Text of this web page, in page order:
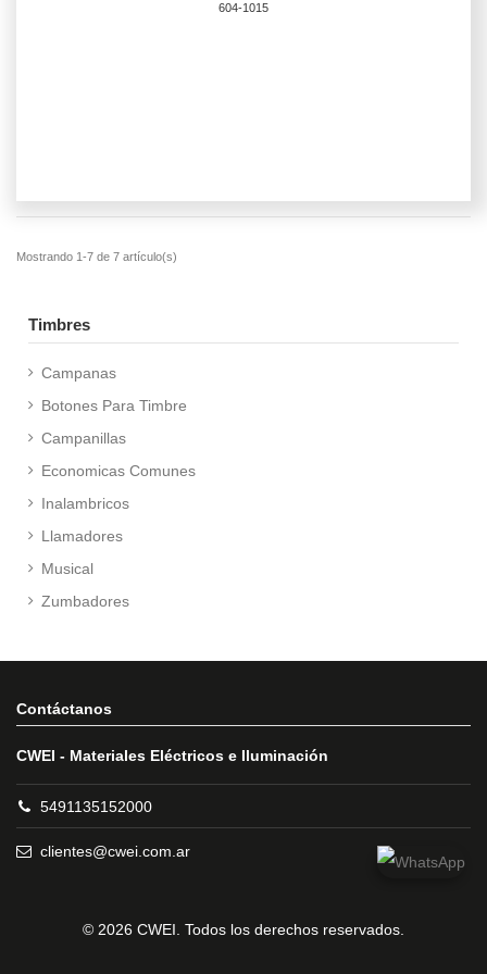
604-1015
Timbres
Campanas
Botones Para Timbre
Campanillas
Economicas Comunes
Inalambricos
Llamadores
Musical
Zumbadores
Contáctanos
CWEI - Materiales Eléctricos e Iluminación
5491135152000
clientes@cwei.com.ar
© 2026 CWEI. Todos los derechos reservados.